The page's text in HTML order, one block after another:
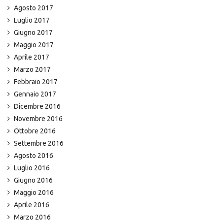
Agosto 2017
Luglio 2017
Giugno 2017
Maggio 2017
Aprile 2017
Marzo 2017
Febbraio 2017
Gennaio 2017
Dicembre 2016
Novembre 2016
Ottobre 2016
Settembre 2016
Agosto 2016
Luglio 2016
Giugno 2016
Maggio 2016
Aprile 2016
Marzo 2016